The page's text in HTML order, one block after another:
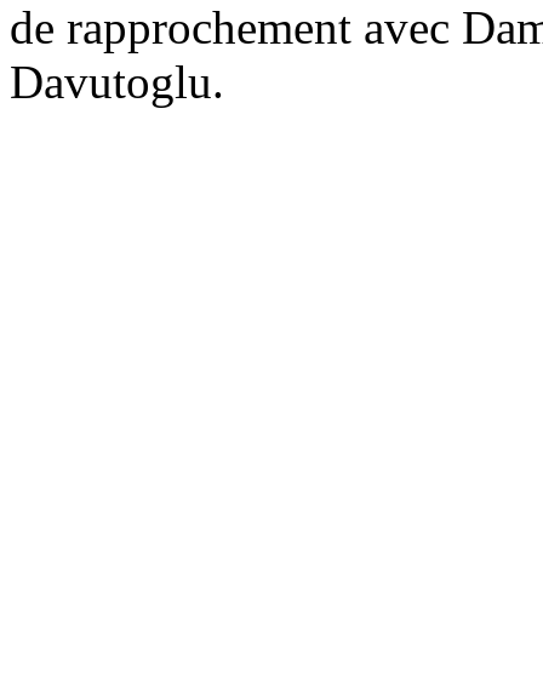
de rapprochement avec
Davutoglu.